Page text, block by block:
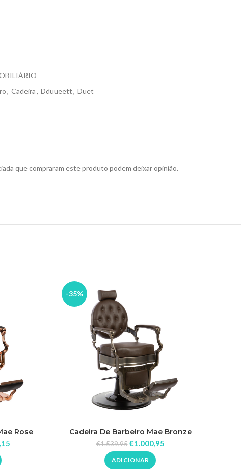
, Cadeira, Dduueett, Duet
que compraram este produto podem deixar opinião.
Rose
-35%
Cadeira De Barbeiro Mae Bronze
€1.539,95 €1.000,95
ADICIONAR